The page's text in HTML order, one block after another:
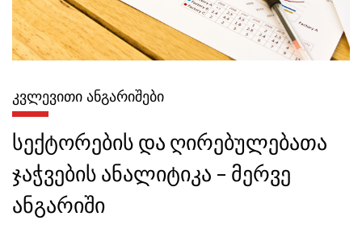
ᲙᲕᲚᲔᲕᲘᲗᲘ ᲐᲜᲒᲐᲠᲘᲨᲔᲑᲘ
სექტორების და ღირებულებათა
ჯაჭვების ანალიტიკა – მერვე
ანგარიში